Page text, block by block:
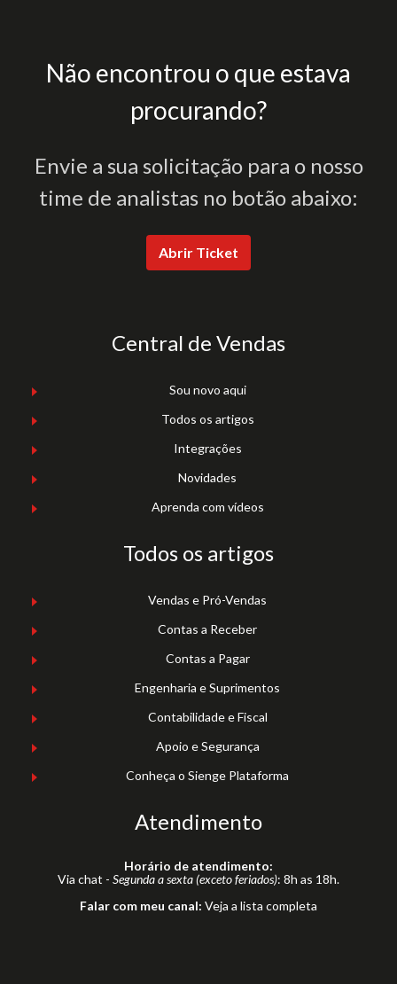
Não encontrou o que estava
procurando?
Envie a sua solicitação para o nosso
time de analistas no botão abaixo:
Abrir Ticket
Central de Vendas
Sou novo aqui
Todos os artigos
Integrações
Novidades
Aprenda com vídeos
Todos os artigos
Vendas e Pró-Vendas
Contas a Receber
Contas a Pagar
Engenharia e Suprimentos
Contabilidade e Fiscal
Apoio e Segurança
Conheça o Sienge Plataforma
Atendimento
Horário de atendimento:
Via chat - Segunda a sexta (exceto feriados): 8h as 18h.
Falar com meu canal: Veja a lista completa